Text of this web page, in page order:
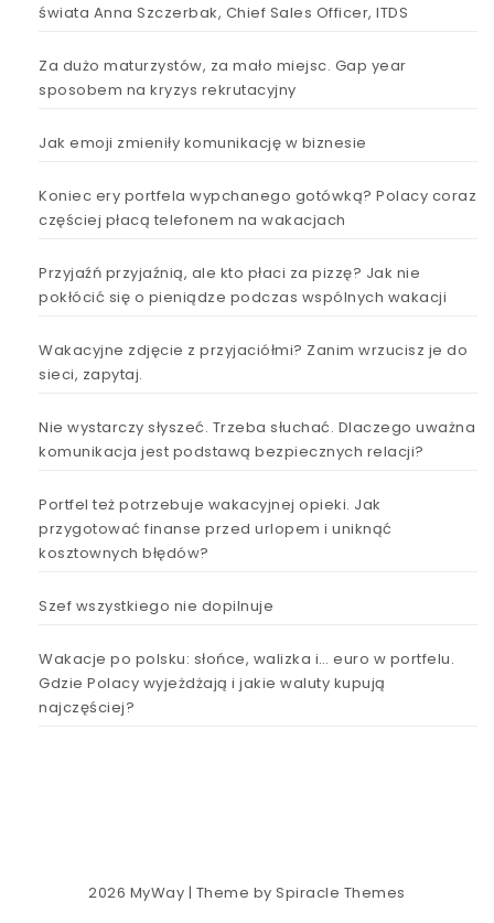
świata Anna Szczerbak, Chief Sales Officer, ITDS
Za dużo maturzystów, za mało miejsc. Gap year
sposobem na kryzys rekrutacyjny
Jak emoji zmieniły komunikację w biznesie
Koniec ery portfela wypchanego gotówką? Polacy coraz
częściej płacą telefonem na wakacjach
Przyjaźń przyjaźnią, ale kto płaci za pizzę? Jak nie
pokłócić się o pieniądze podczas wspólnych wakacji
Wakacyjne zdjęcie z przyjaciółmi? Zanim wrzucisz je do
sieci, zapytaj.
Nie wystarczy słyszeć. Trzeba słuchać. Dlaczego uważna
komunikacja jest podstawą bezpiecznych relacji?
Portfel też potrzebuje wakacyjnej opieki. Jak
przygotować finanse przed urlopem i uniknąć
kosztownych błędów?
Szef wszystkiego nie dopilnuje
Wakacje po polsku: słońce, walizka i… euro w portfelu.
Gdzie Polacy wyjeżdżają i jakie waluty kupują
najczęściej?
2026 MyWay | Theme bySpiracle Themes